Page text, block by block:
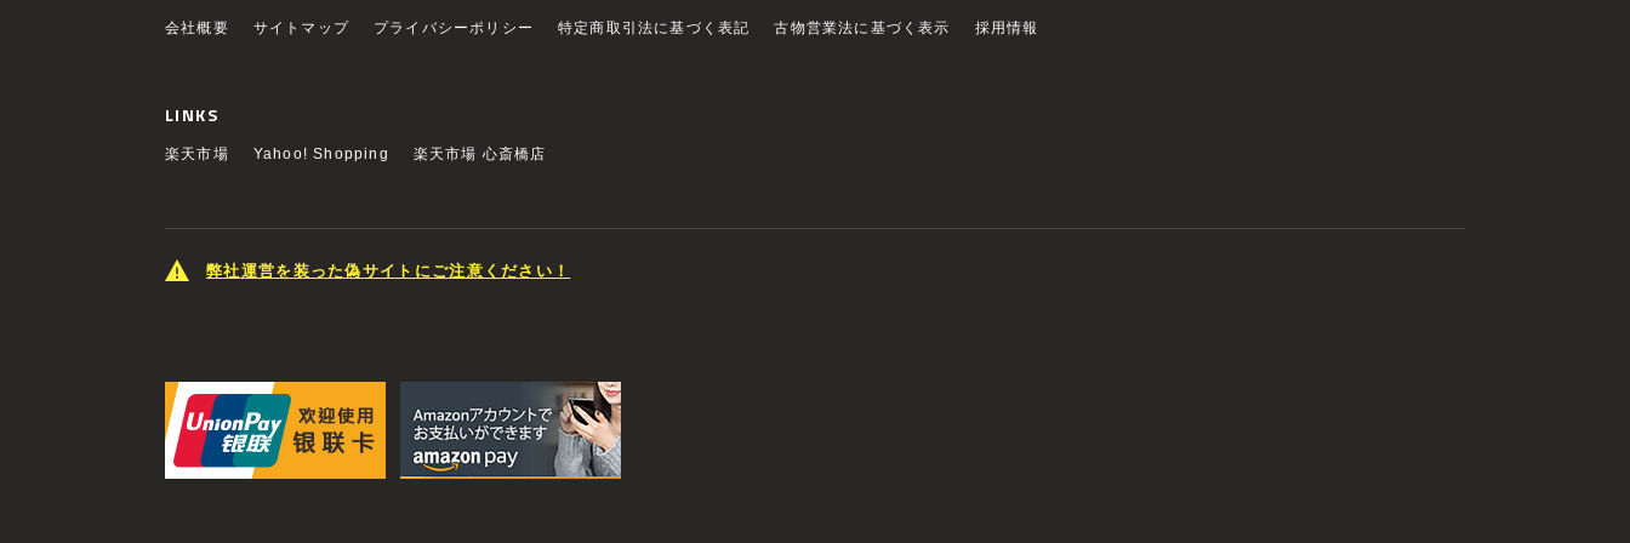
会社概要 サイトマップ プライバシーポリシー 特定商取引法に基づく表記 古物営業法に基づく表示 採用情報
LINKS
楽天市場 Yahoo! Shopping 楽天市場 心斎橋店
弊社運営を装った偽サイトにご注意ください！